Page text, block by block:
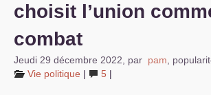
choisit l’union
combat
Jeudi 29 décembre 2022 par pam
Vie politique | 5 |